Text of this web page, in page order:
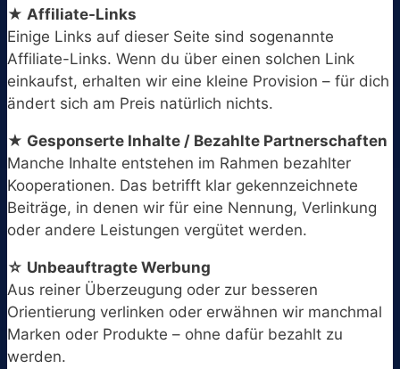
★ Affiliate-Links
Einige Links auf dieser Seite sind sogenannte
Affiliate-Links. Wenn du über einen solchen Link
einkaufst, erhalten wir eine kleine Provision – für dich
ändert sich am Preis natürlich nichts.
★ Gesponserte Inhalte / Bezahlte Partnerschaften
Manche Inhalte entstehen im Rahmen bezahlter
Kooperationen. Das betrifft klar gekennzeichnete
Beiträge, in denen wir für eine Nennung, Verlinkung
oder andere Leistungen vergütet werden.
☆ Unbeauftragte Werbung
Aus reiner Überzeugung oder zur besseren
Orientierung verlinken oder erwähnen wir manchmal
Marken oder Produkte – ohne dafür bezahlt zu
werden.